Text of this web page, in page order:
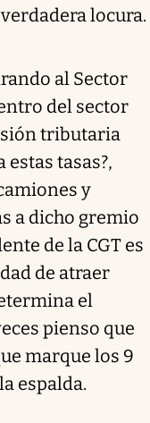
locura.
al Sector
del sector
tributaria
tasas?,
y
a dicho gremio
de la CGT es
de atraer
el
pienso que
marque los 9
espalda.